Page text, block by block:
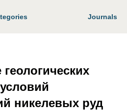
Journals
никелевых руд